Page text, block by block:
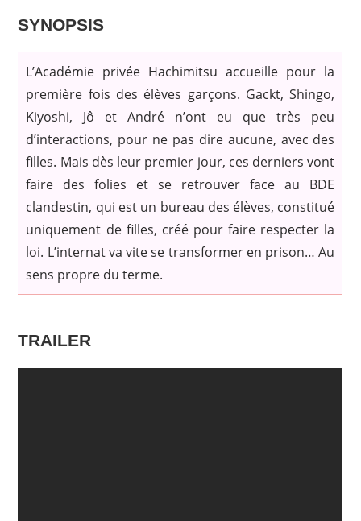
SYNOPSIS
L’Académie privée Hachimitsu accueille pour la
première fois des élèves garçons. Gackt, Shingo,
Kiyoshi, Jô et André n’ont eu que très peu
d’interactions, pour ne pas dire aucune, avec des
filles. Mais dès leur premier jour, ces derniers vont
faire des folies et se retrouver face au BDE
clandestin, qui est un bureau des élèves, constitué
uniquement de filles, créé pour faire respecter la
loi. L’internat va vite se transformer en prison… Au
sens propre du terme.
TRAILER